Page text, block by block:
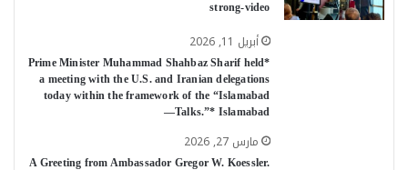
strong-video
أبريل 11, 2026
*Prime Minister Muhammad Shahbaz Sharif held
a meeting with the U.S. and Iranian delegations
today within the framework of the “Islamabad
Talks.”* Islamabad—
مارس 27, 2026
A Greeting from Ambassador Gregor W. Koessler.